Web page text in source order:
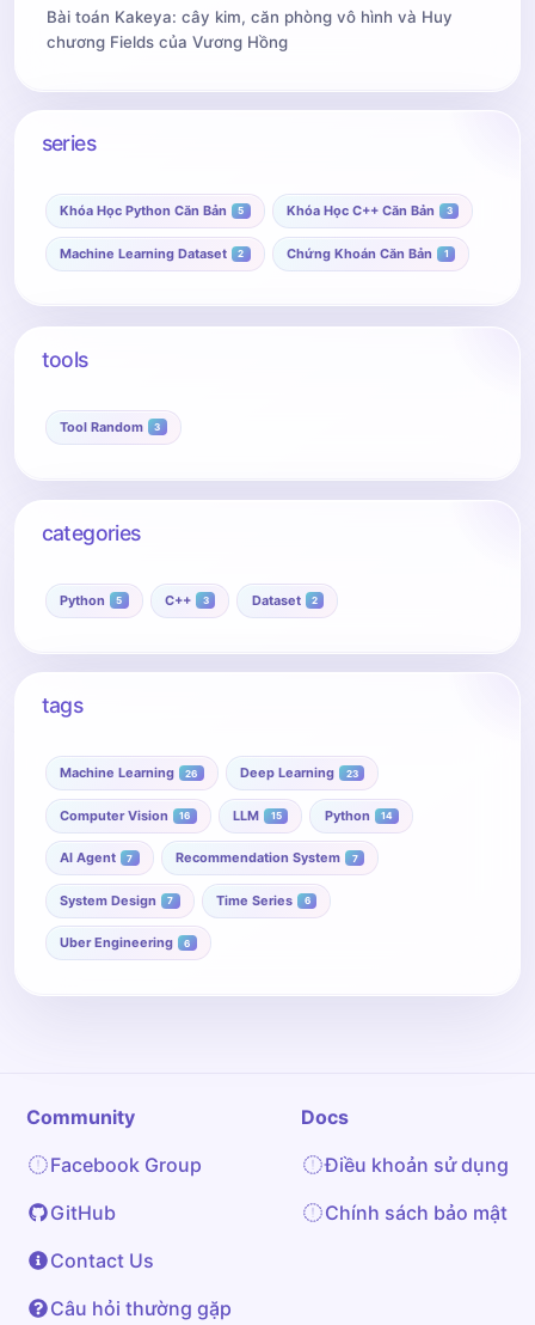
Bài toán Kakeya: cây kim, căn phòng vô hình và Huy
chương Fields của Vương Hồng
series
Khóa Học Python Căn Bản 5 Khóa Học C++ Căn Bản 3
Machine Learning Dataset 2 Chứng Khoán Căn Bản 1
tools
Tool Random 3
categories
Python 5 C++ 3 Dataset 2
tags
Machine Learning 26 Deep Learning 23
Computer Vision 16 LLM 15 Python 14
AI Agent 7 Recommendation System 7
System Design 7 Time Series 6
Uber Engineering 6
Community
Facebook Group
GitHub
Contact Us
Câu hỏi thường gặp
Docs
Điều khoản sử dụng
Chính sách bảo mật